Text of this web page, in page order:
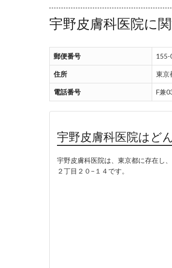
宇野皮膚科医院に
郵便番号 155-
住所 東京
電話番号 F兼
宇野皮膚科医院はど
宇野皮膚科医院は、東京都に存在し
２丁目２０−１４です。